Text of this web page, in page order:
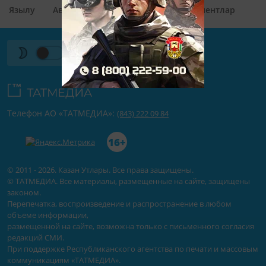
Язылу Авторлар Контактлар Документлар
© 2011 - 2026. Казан Утлары. Все права защищены.
© ТАТМЕДИА. Все материалы, размещенные на сайте, защищены
законом.
Перепечатка, воспроизведение и распространение в любом
объеме информации,
размещенной на сайте, возможна только с письменного согласия
редакций СМИ.
При поддержке Республиканского агентства по печати и массовым
коммуникациям «ТАТМЕДИА».
Телефон АО «ТАТМЕДИА»: (843) 222 09 84
16+